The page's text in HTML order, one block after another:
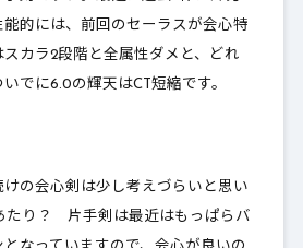
的には、前回のセーラスが会心特
カラ2段階と全属性ダメと、どれ
でに6.0の輝天はCT短縮です。
けの会心剣は少し考えづらいと思い
たり？ 片手剣は最近はもっぱらバ